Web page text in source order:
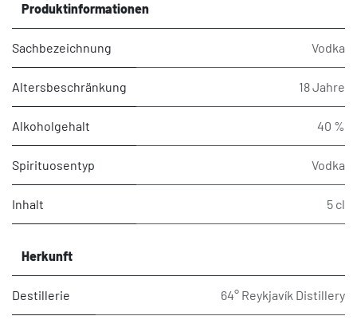
Produktinformationen
Sachbezeichnung Vodka
Altersbeschränkung 18 Jahre
Alkoholgehalt 40 %
Spirituosentyp Vodka
Inhalt 5 cl
Herkunft
Destillerie 64° Reykjavík Distillery